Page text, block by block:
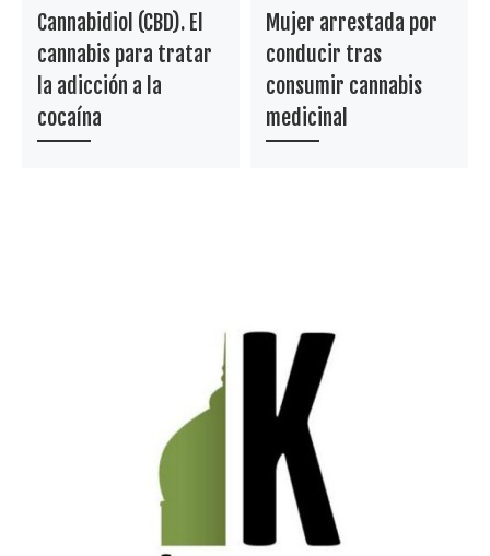
Cannabidiol (CBD). El
cannabis para tratar
la adicción a la
cocaína
Mujer arrestada por
conducir tras
consumir cannabis
medicinal